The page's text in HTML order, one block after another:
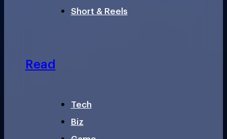
Short & Reels
Read
Tech
Biz